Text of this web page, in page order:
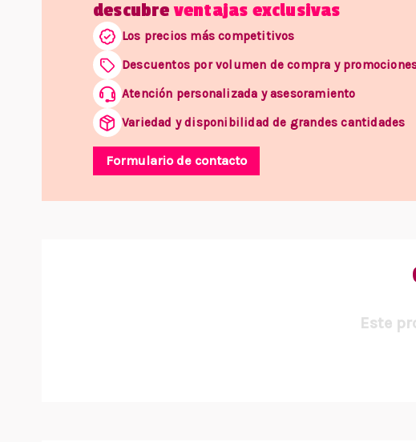
descubreventajas exclusivas
Los precios más competitivos
Descuentos por volumen de compra y
Atención personalizada y asesoramiento
Variedad y disponibilidad de grandes cantidades
Formulario de contacto
Este